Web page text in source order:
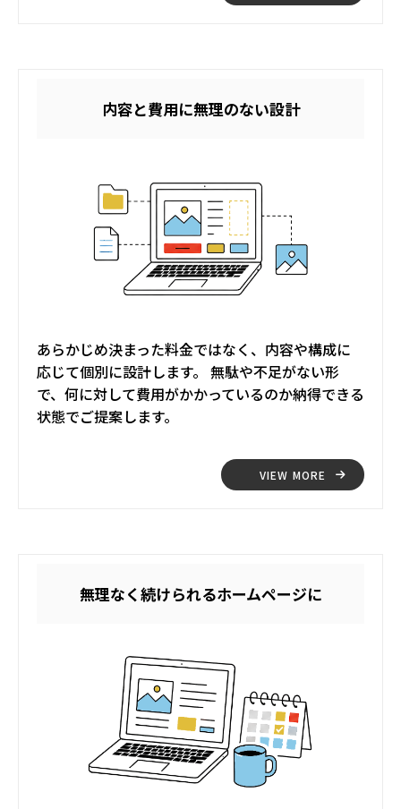
内容と費用に無理のない設計
あらかじめ決まった料金ではなく、内容や構成に
応じて個別に設計します。 無駄や不足がない形
で、何に対して費用がかかっているのか納得できる
状態でご提案します。
VIEW MORE
無理なく続けられるホームページに